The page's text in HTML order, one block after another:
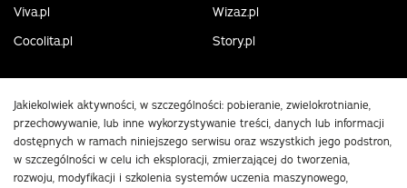
Viva.pl
Wizaz.pl
Cocolita.pl
Story.pl
Jakiekolwiek aktywności, w szczególności: pobieranie, zwielokrotnianie,
przechowywanie, lub inne wykorzystywanie treści, danych lub informacji
dostępnych w ramach niniejszego serwisu oraz wszystkich jego podstron,
w szczególności w celu ich eksploracji, zmierzającej do tworzenia,
rozwoju, modyfikacji i szkolenia systemów uczenia maszynowego,